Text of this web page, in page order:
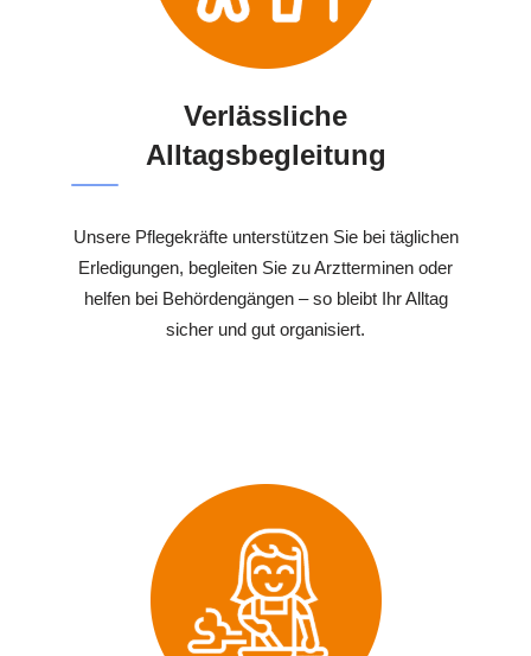
Verlässliche
Alltagsbegleitung
Unsere Pflegekräfte unterstützen Sie bei täglichen
Erledigungen, begleiten Sie zu Arztterminen oder
helfen bei Behördengängen – so bleibt Ihr Alltag
sicher und gut organisiert.